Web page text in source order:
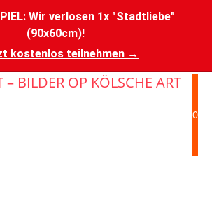
Wir verlosen 1x "Stadtliebe"
(90x60cm)!
kostenlos teilnehmen →
0